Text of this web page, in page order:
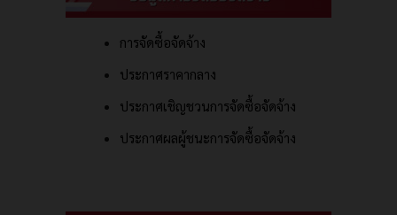
การจัดซื้อจัดจ้าง
ประกาศราคากลาง
ประกาศเชิญชวนการจัดซื้อจัดจ้าง
ประกาศผลผู้ชนะการจัดซื้อจัดจ้าง